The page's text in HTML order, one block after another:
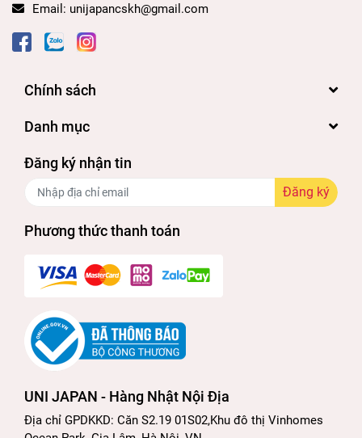
Email: unijapancskh@gmail.com
Chính sách
Danh mục
Đăng ký nhận tin
Đăng ký
Phương thức thanh toán
UNI JAPAN - Hàng Nhật Nội Địa
Địa chỉ GPDKKD: Căn S2.19 01S02,Khu đô thị Vinhomes